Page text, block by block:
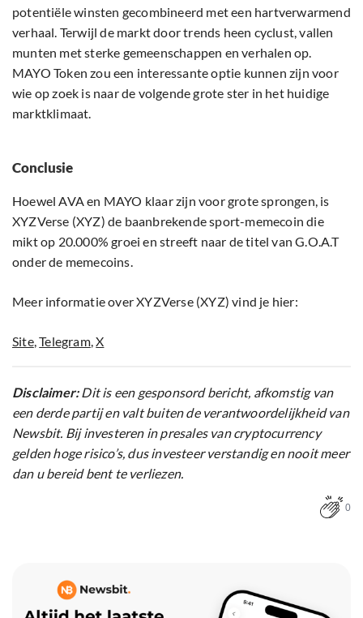
potentiële winsten gecombineerd met een hartverwarmend
verhaal. Terwijl de markt door trends heen cyclust, vallen
munten met sterke gemeenschappen en verhalen op.
MAYO Token zou een interessante optie kunnen zijn voor
wie op zoek is naar de volgende grote ster in het huidige
marktklimaat.
Conclusie
Hoewel AVA en MAYO klaar zijn voor grote sprongen, is
XYZVerse (XYZ) de baanbrekende sport-memecoin die
mikt op 20.000% groei en streeft naar de titel van G.O.A.T
onder de memecoins.
Meer informatie over XYZVerse (XYZ) vind je hier:
Site,Telegram,X
Disclaimer:Dit is een gesponsord bericht, afkomstig van
een derde partij en valt buiten de verantwoordelijkheid van
Newsbit. Bij investeren in presales van cryptocurrency
gelden hoge risico’s, dus investeer verstandig en nooit meer
dan u bereid bent te verliezen.
0